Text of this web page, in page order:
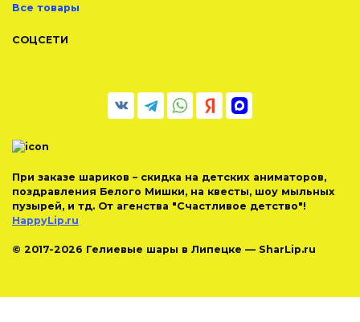
Все товары
СОЦСЕТИ
При заказе шариков – скидка на детских аниматоров,
поздравления Белого Мишки, на квесты, шоу мыльных
пузырей, и тд. От агенства "Счастливое детство"!
HappyLip.ru
© 2017-2026 Гелиевые шары в Липецке — SharLip.ru